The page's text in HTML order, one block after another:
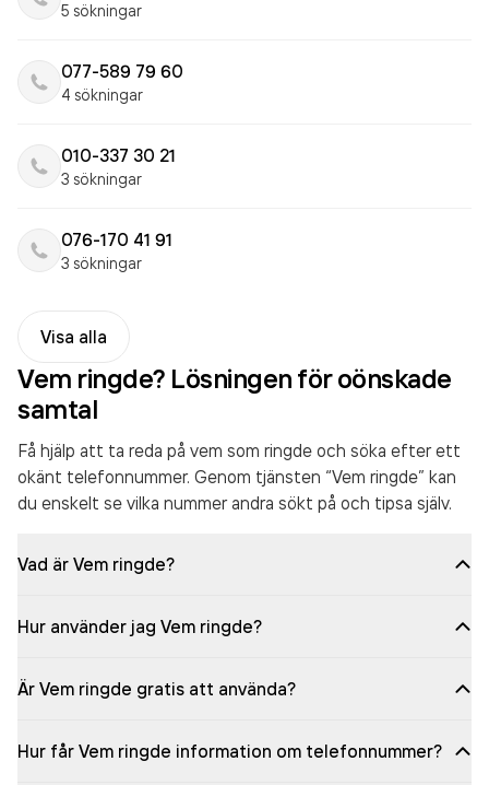
5 sökningar
077-589 79 60
4 sökningar
010-337 30 21
3 sökningar
076-170 41 91
3 sökningar
Visa alla
Vem ringde? Lösningen för oönskade
samtal
Få hjälp att ta reda på vem som ringde och söka efter ett
okänt telefonnummer. Genom tjänsten “Vem ringde” kan
du enskelt se vilka nummer andra sökt på och tipsa själv.
Vad är Vem ringde?
Hur använder jag Vem ringde?
Är Vem ringde gratis att använda?
Hur får Vem ringde information om telefonnummer?